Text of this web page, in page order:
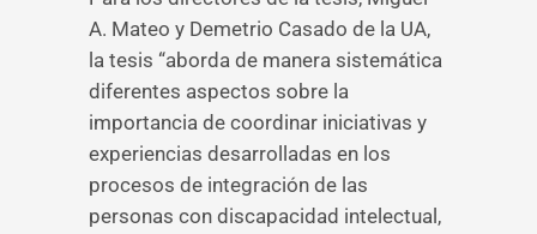
A. Mateo y Demetrio Casado de la UA,
la tesis “aborda de manera sistemática
diferentes aspectos sobre la
importancia de coordinar iniciativas y
experiencias desarrolladas en los
procesos de integración de las
personas con discapacidad intelectual,